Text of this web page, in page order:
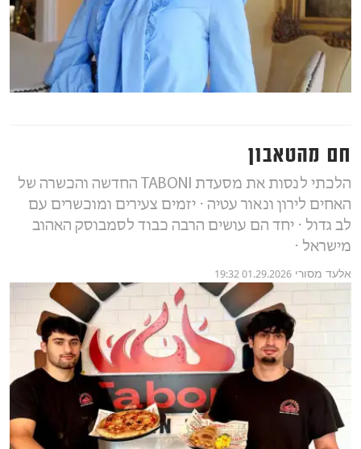
חם מהטאבון
הלכתי לנסות את מסעדת TABONI החדשה והכשרה של
האחים לירון ונאור עטיה ⋅ יזמים צעירים ומוכשרים עם
לב גדול ⋅ יחד הם עושים הרבה כבוד לסמבוסק האהוב
מישראל ⋅
אלעד מסורי 01.29.2026 19:32